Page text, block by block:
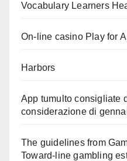
Vocabulary Learners
On-line casino Play for
Harbors
App tumulto consigliate
considerazione di
The guidelines from
Toward-line gambling